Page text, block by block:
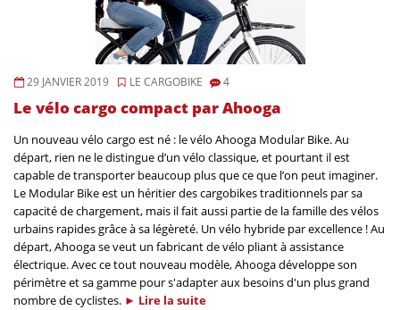
29 JANVIER 2019 LE CARGOBIKE 4
Le vélo cargo compact par Ahooga
Un nouveau vélo cargo est né : le vélo Ahooga Modular Bike. Au
départ, rien ne le distingue d’un vélo classique, et pourtant il est
capable de transporter beaucoup plus que ce que l’on peut imaginer.
Le Modular Bike est un héritier des cargobikes traditionnels par sa
capacité de chargement, mais il fait aussi partie de la famille des vélos
urbains rapides grâce à sa légèreté. Un vélo hybride par excellence ! Au
départ, Ahooga se veut un fabricant de vélo pliant à assistance
électrique. Avec ce tout nouveau modèle, Ahooga développe son
périmètre et sa gamme pour s'adapter aux besoins d'un plus grand
nombre de cyclistes. ► Lire la suite